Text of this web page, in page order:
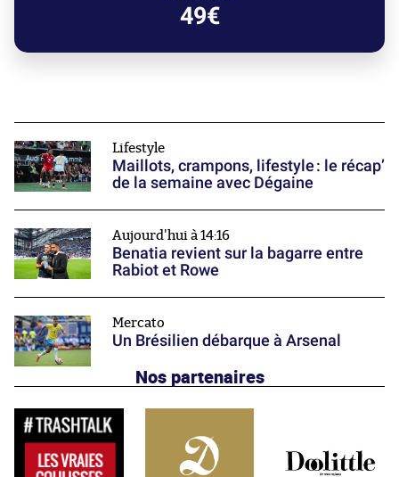
49€
Lifestyle
Maillots, crampons, lifestyle : le récap’
de la semaine avec Dégaine
Aujourd'hui à 14:16
Benatia revient sur la bagarre entre
Rabiot et Rowe
Mercato
Un Brésilien débarque à Arsenal
Nos partenaires